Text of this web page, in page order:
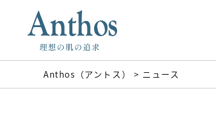
Anthos（アントス） > ニュース